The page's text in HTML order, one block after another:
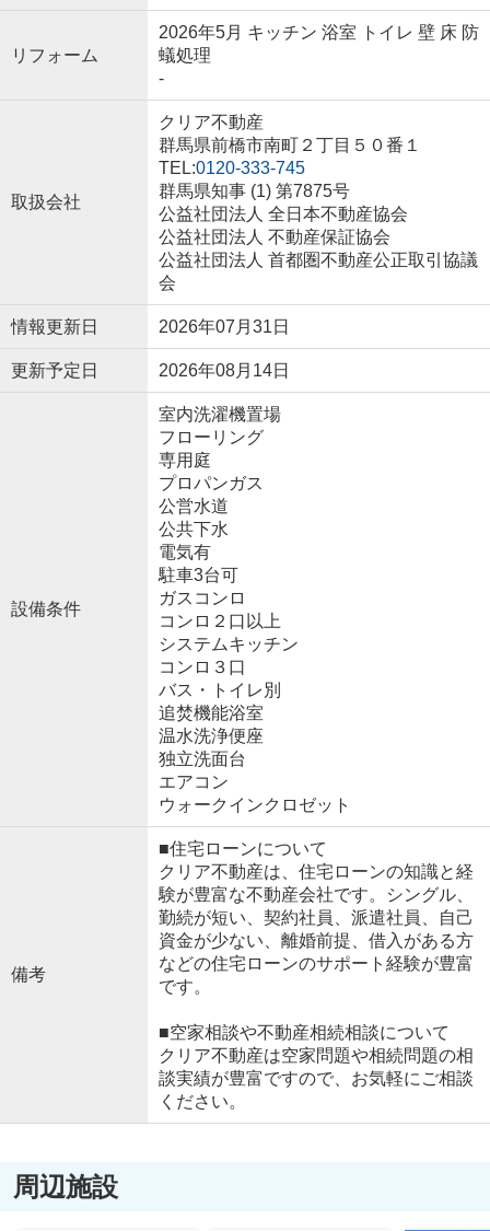
リフォーム
2026年5月 キッチン 浴室 トイレ 壁 床 防
蟻処理
-
取扱会社
クリア不動産
群馬県前橋市南町２丁目５０番１
TEL:0120-333-745
群馬県知事 (1) 第7875号
公益社団法人 全日本不動産協会
公益社団法人 不動産保証協会
公益社団法人 首都圏不動産公正取引協議
会
情報更新日 2026年07月31日
更新予定日 2026年08月14日
設備条件
室内洗濯機置場
フローリング
専用庭
プロパンガス
公営水道
公共下水
電気有
駐車3台可
ガスコンロ
コンロ２口以上
システムキッチン
コンロ３口
バス・トイレ別
追焚機能浴室
温水洗浄便座
独立洗面台
エアコン
ウォークインクロゼット
備考
■住宅ローンについて
クリア不動産は、住宅ローンの知識と経
験が豊富な不動産会社です。シングル、
勤続が短い、契約社員、派遣社員、自己
資金が少ない、離婚前提、借入がある方
などの住宅ローンのサポート経験が豊富
です。
■空家相談や不動産相続相談について
クリア不動産は空家問題や相続問題の相
談実績が豊富ですので、お気軽にご相談
ください。
周辺施設